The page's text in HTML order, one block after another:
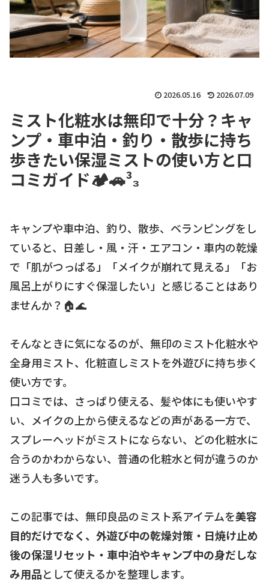
2026.05.16 2026.07.09
ミスト化粧水は無印で十分？キャ
ンプ・車中泊・釣り・散歩に持ち
歩きたい保湿ミストの使い方と口
コミガイド🏕🚗³₃
キャンプや車中泊、釣り、散歩、ベランピングをし
ていると、日差し・風・汗・エアコン・車内の乾燥
で「肌がつっぱる」「メイクが崩れて見える」「お
風呂上がりにすぐ保湿したい」と感じることはあり
ませんか？🏠🌊
そんなときに気になるのが、無印のミスト化粧水や
全身用ミスト、化粧直しミストを外遊びに持ち歩く
使い方です。
口コミでは、さっぱり使える、髪や体にも使いやす
い、メイクの上から使えるなどの声がある一方で、
スプレーヘッドがミストにならない、どの化粧水に
合うのかわからない、普通の化粧水と何が違うのか
迷う人も多いです。
この記事では、無印良品のミスト系アイテムを美容
目的だけでなく、外遊び中の乾燥対策・日焼け止め
後の保湿リセット・車中泊やキャンプ中の身だしな
み用品として使えるかを整理します。